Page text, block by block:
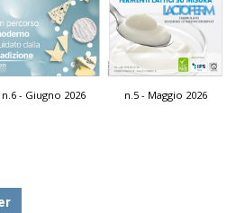
n.6 - Giugno 2026 n.5 - Maggio 2026